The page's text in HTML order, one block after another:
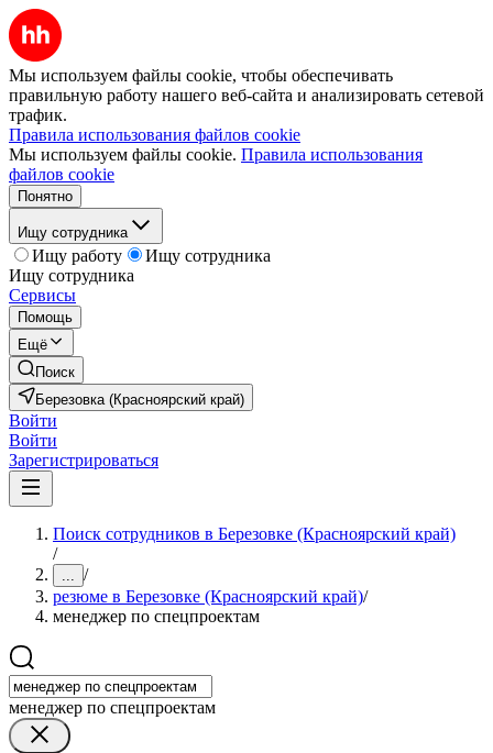
Мы используем файлы cookie, чтобы обеспечивать
правильную работу нашего веб-сайта и анализировать сетевой
трафик.
Правила использования файлов cookie
Мы используем файлы cookie. Правила использования
файлов cookie
Понятно
Ищу сотрудника
Ищу работу
Ищу сотрудника
Ищу сотрудника
Сервисы
Помощь
Ещё
Поиск
Березовка (Красноярский край)
Войти
Войти
Зарегистрироваться
Поиск сотрудников в Березовке (Красноярский край)
/
... /
резюме в Березовке (Красноярский край)/
менеджер по спецпроектам
менеджер по спецпроектам